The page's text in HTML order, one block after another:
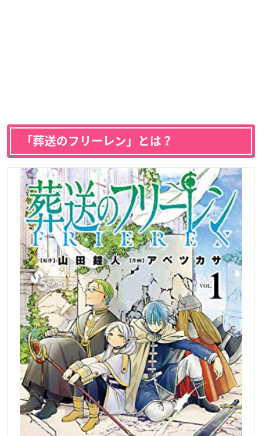
「葬送のフリーレン」とは？